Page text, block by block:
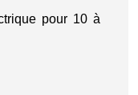
pour 10 à